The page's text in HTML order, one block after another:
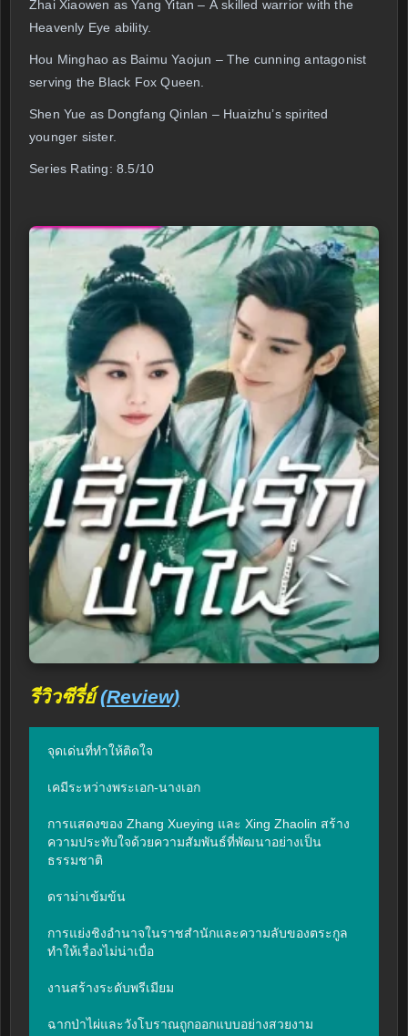
Zhai Xiaowen as Yang Yitan – A skilled warrior with the
Heavenly Eye ability.
Hou Minghao as Baimu Yaojun – The cunning antagonist
serving the Black Fox Queen.
Shen Yue as Dongfang Qinlan – Huaizhu’s spirited
younger sister.
Series Rating: 8.5/10
รีวิวซีรี่ย์(Review)
จุดเด่นที่ทำให้ติดใจ
เคมีระหว่างพระเอก-นางเอก
การแสดงของ Zhang Xueying และ Xing Zhaolin สร้าง
ความประทับใจด้วยความสัมพันธ์ที่พัฒนาอย่างเป็น
ธรรมชาติ
ดราม่าเข้มข้น
การแย่งชิงอำนาจในราชสำนักและความลับของตระกูล
ทำให้เรื่องไม่น่าเบื่อ
งานสร้างระดับพรีเมียม
ฉากป่าไผ่และวังโบราณถูกออกแบบอย่างสวยงาม